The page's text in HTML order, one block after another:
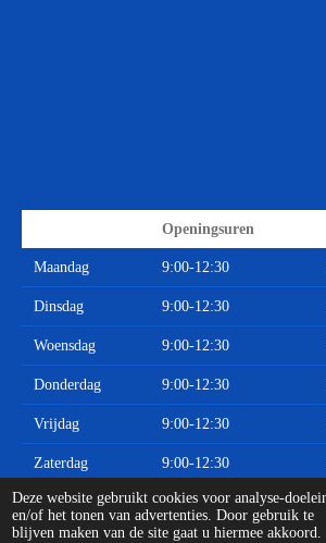
Deze website gebruikt cookies voor analyse-
en/of het tonen van advertenties. Door gebruik te
blijven maken van de site gaat u hiermee akkoord.
Openingsuren
Maandag 9:00-12:30
Dinsdag 9:00-12:30
Woensdag 9:00-12:30
Donderdag 9:00-12:30
Vrijdag 9:00-12:30
Zaterdag 9:00-12:30
© 2020 - 2026 Limburgse Auto Onderdelen